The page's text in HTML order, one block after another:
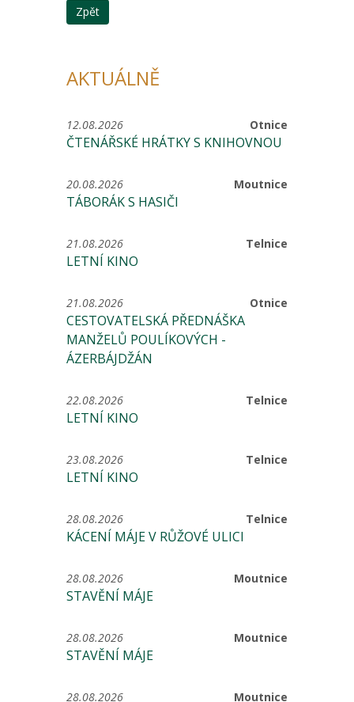
Zpět
AKTUÁLNĚ
Otnice
12.08.2026
ČTENÁŘSKÉ HRÁTKY S KNIHOVNOU
Moutnice
20.08.2026
TÁBORÁK S HASIČI
Telnice
21.08.2026
LETNÍ KINO
Otnice
21.08.2026
CESTOVATELSKÁ PŘEDNÁŠKA
MANŽELŮ POULÍKOVÝCH -
ÁZERBÁJDŽÁN
Telnice
22.08.2026
LETNÍ KINO
Telnice
23.08.2026
LETNÍ KINO
Telnice
28.08.2026
KÁCENÍ MÁJE V RŮŽOVÉ ULICI
Moutnice
28.08.2026
STAVĚNÍ MÁJE
Moutnice
28.08.2026
STAVĚNÍ MÁJE
Moutnice
28.08.2026